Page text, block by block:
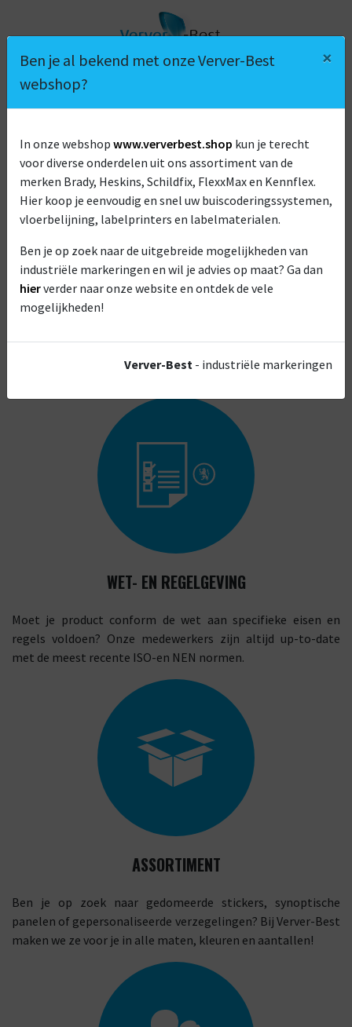
Ben je al bekend met onze Verver-Best
webshop?
×
In onze webshop www.ververbest.shop kun je terecht
voor diverse onderdelen uit ons assortiment van de
merken Brady, Heskins, Schildfix, FlexxMax en Kennflex.
Hier koop je eenvoudig en snel uw buiscoderingssystemen,
vloerbelijning, labelprinters en labelmaterialen.
Ben je op zoek naar de uitgebreide mogelijkheden van
industriële markeringen en wil je advies op maat? Ga dan
hierverder naar onze website en ontdek de vele
mogelijkheden!
Verver-Best - industriële markeringen
RENDAC
WET- EN REGELGEVING
Moet je product conform de wet aan specifieke eisen en
regels voldoen? Onze medewerkers zijn altijd up-to-date
met de meest recente ISO-en NEN normen.
ASSORTIMENT
Ben je op zoek naar gedomeerde stickers, synoptische
panelen of gepersonaliseerde verzegelingen? Bij Verver-Best
maken we ze voor je in alle maten, kleuren en aantallen!